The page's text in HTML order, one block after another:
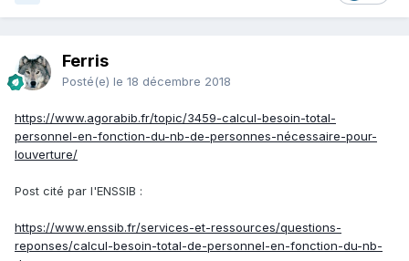
Ferris
Posté(e) le 18 décembre 2018
https://www.agorabib.fr/topic/3459-calcul-besoin-total-
personnel-en-fonction-du-nb-de-personnes-nécessaire-pour-
louverture/
Post cité par l'ENSSIB :
https://www.enssib.fr/services-et-ressources/questions-
reponses/calcul-besoin-total-de-personnel-en-fonction-du-nb-